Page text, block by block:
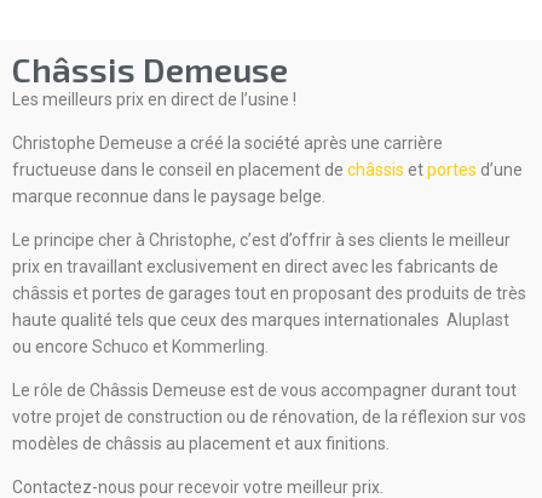
Châssis Demeuse
Les meilleurs prix en direct de l’usine !
Christophe Demeuse a créé la société après une carrière
fructueuse dans le conseil en placement de châssis etportes d’une
marque reconnue dans le paysage belge.
Le principe cher à Christophe, c’est d’offrir à ses clients le meilleur
prix en travaillant exclusivement en direct avec les fabricants de
châssis et portes de garages tout en proposant des produits de très
haute qualité tels que ceux des marques internationales Aluplast
ou encore Schuco et Kommerling
Le rôle de Châssis Demeuse est de vous accompagner durant tout
votre projet de construction ou de rénovation, de la réflexion sur vos
modèles de châssis au placement et aux finitions.
Contactez-nous pour recevoir votre meilleur prix.